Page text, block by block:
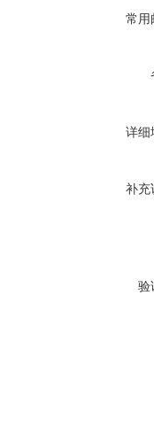
常用
详细
补充
验